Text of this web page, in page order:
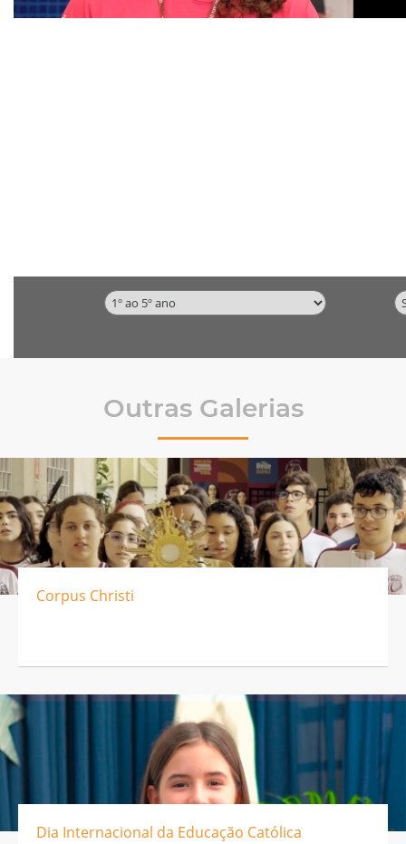
Outras Galerias
Corpus Christi
Dia Internacional da Educação Católica